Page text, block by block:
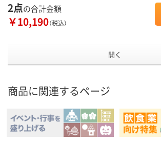
2点の合計金額
￥10,190（税込）
開く
商品に関連するページ